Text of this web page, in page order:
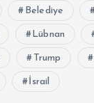
Belediye
Lübnan
Trump
İsrail